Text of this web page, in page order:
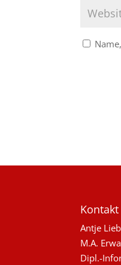
Kontakt
Antje
M.A.
Dipl.-